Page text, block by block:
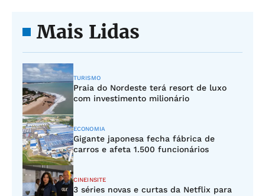
Mais Lidas
TURISMO
Praia do Nordeste terá resort de luxo
com investimento milionário
ECONOMIA
Gigante japonesa fecha fábrica de
carros e afeta 1.500 funcionários
CINEINSITE
3 séries novas e curtas da Netflix para